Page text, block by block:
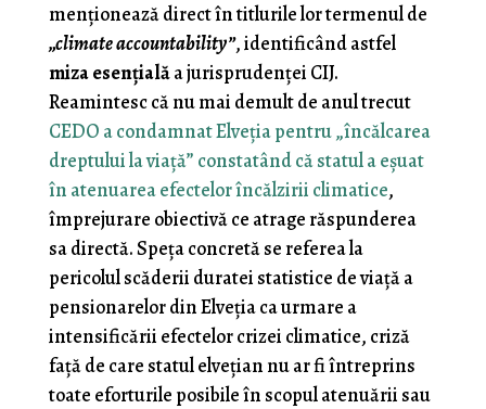
menţionează direct în titlurile lor termenul de
„climate accountability”, identificând astfel
miza esenţialăa jurisprudenţei CIJ.
Reamintesc că nu mai demult de anul trecut
CEDO a condamnat Elveţia pentru „încălcarea
dreptului la viaţă” constatând că statul a eşuat
în atenuarea efectelor încălzirii climatice,
împrejurare obiectivă ce atrage răspunderea
sa directă. Speţa concretă se referea la
pericolul scăderii duratei statistice de viaţă a
pensionarelor din Elveţia ca urmare a
intensificării efectelor crizei climatice, criză
faţă de care statul elveţian nu ar fi întreprins
toate eforturile posibile în scopul atenuării sau